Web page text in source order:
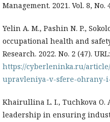
Management. 2021. Vol. 8, No.
Yelin A. M., Pashin N. P.,
occupational health and
Research. 2022. No. 2 (47). URL:
https://cyberleninka.ru/
upravleniya-v-sfere-ohrany-
Khairullina L. I., Tuchkova O.
leadership in ensuring